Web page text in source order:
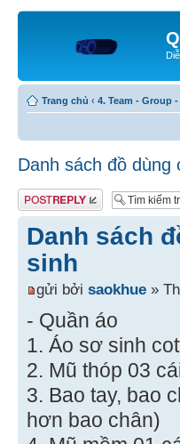
Trang chủ ‹ 4. Team - Group
Danh sách đồ
Gửi bài trả lời
Danh sách
sinh
gửi bởi saokhue »
- Quần áo
1. Áo sơ sinh
2. Mũ thóp 03
3. Bao tay, bao
hơn bao chân)